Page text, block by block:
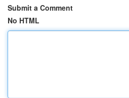
Submit a Comment
No HTML